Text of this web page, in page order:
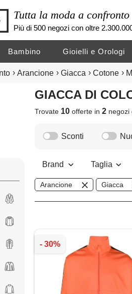
Tutta la moda a confronto
Più di 500 negozi con oltre
Bambino Gioielli e Orologi
› Arancione › Giacca › Cotone ›
GIACCA DI
Trovate 10 offerte in2 negozi
Sconti
Brand Taglia
Arancione Giacca